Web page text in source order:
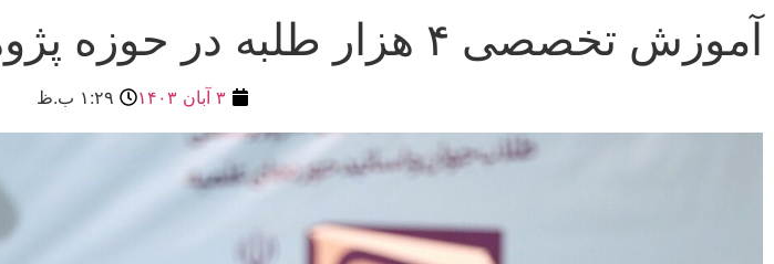
آموزش تخصصی ۴ هزار طلبه در حوزه پژوهش
۳ آبان ۱۴۰۳ ۱:۲۹ ب.ظ